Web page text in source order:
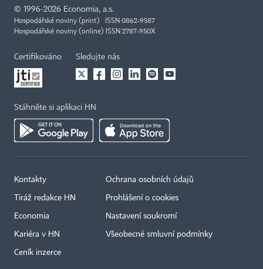
© 1996-2026 Economia, a.s.
Hospodářské noviny (print) ISSN 0862-9587
Hospodářské noviny (online) ISSN 2787-950X
Certifikováno Sledujte nás
Stáhněte si aplikaci HN
Kontakty
Tiráž redakce HN
Economia
Kariéra v HN
Ceník inzerce
Ochrana osobních údajů
Prohlášení o cookies
Nastavení soukromí
Všeobecné smluvní podmínky